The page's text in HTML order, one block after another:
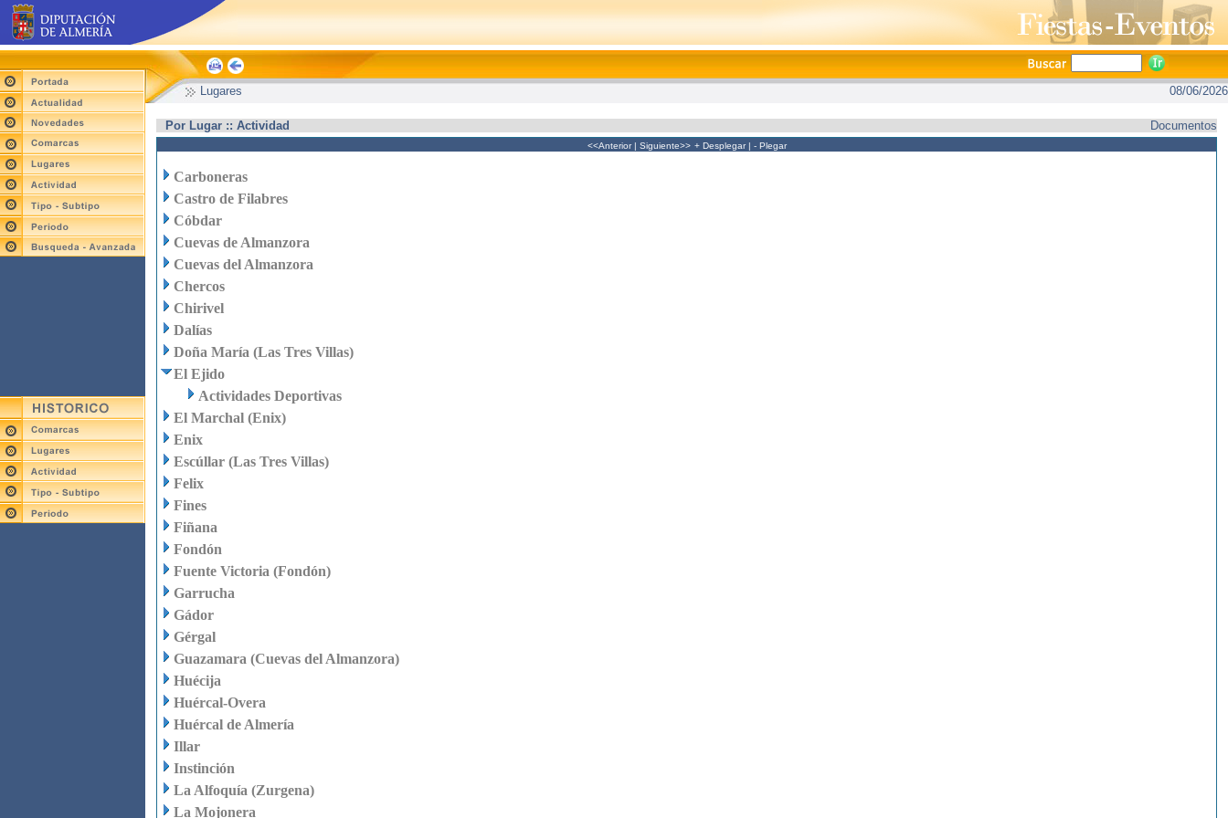
Lugares 08/06/2026
Por Lugar :: Actividad Documentos
<<Anterior| Siguiente>> + Desplegar| - Plegar
Carboneras
Castro de Filabres
Cóbdar
Cuevas de Almanzora
Cuevas del Almanzora
Chercos
Chirivel
Dalías
Doña María (Las Tres Villas)
El Ejido
Actividades Deportivas
El Marchal (Enix)
Enix
Escúllar (Las Tres Villas)
Felix
Fines
Fiñana
Fondón
Fuente Victoria (Fondón)
Garrucha
Gádor
Gérgal
Guazamara (Cuevas del Almanzora)
Huécija
Huércal-Overa
Huércal de Almería
Illar
Instinción
La Alfoquía (Zurgena)
La Mojonera